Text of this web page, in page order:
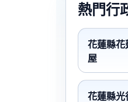
熱門行
花蓮縣花
屋
花蓮縣光